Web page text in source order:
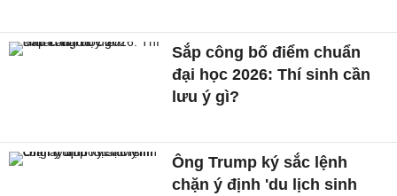
Sắp công bố điểm chuẩn
đại học 2026: Thí sinh cần
lưu ý gì?
Ông Trump ký sắc lệnh
chặn ý định 'du lịch sinh